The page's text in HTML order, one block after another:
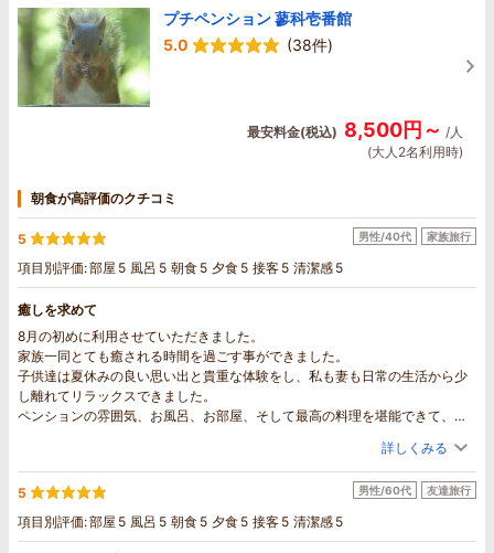
プチペンション 蓼科壱番館
5.0
(38件)
最安料金(税込) 8,500円～ /人
(大人2名利用時)
朝食が高評価のクチコミ
5
項目別評価:部屋 5 風呂 5 朝食 5 夕食 5 接客 5 清潔感 5
男性/40代 家族旅行
癒しを求めて
8月の初めに利用させていただきました。
家族一同とても癒される時間を過ごす事ができました。
子供達は夏休みの良い思い出と貴重な体験をし、私も妻も日常の生活から少
し離れてリラックスできました。
ペンションの雰囲気、お風呂、お部屋、そして最高の料理を堪能できて、大
そして、ご夫婦の周囲への気配りを忘れないお人柄に、感銘を受けました。
子供達は宿から帰りたくない、とすっかり気に入ってしまいましたので、ぜ
ひまた利用させていただきます。
リス、野鳥を観察できましたし、帰りの道で小鹿も見れました！
素敵な旅でした。
詳しくみる
5
項目別評価:部屋 5 風呂 5 朝食 5 夕食 5 接客 5 清潔感 5
男性/60代 友達旅行